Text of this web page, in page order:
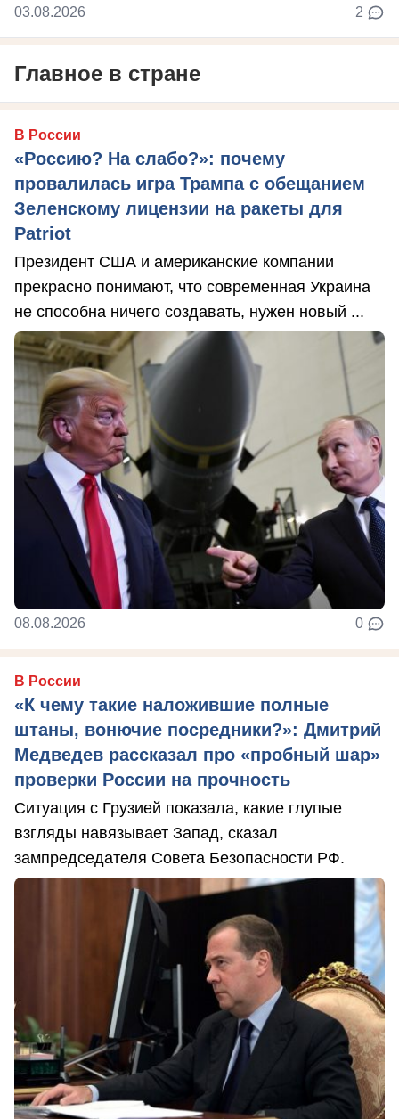
03.08.2026 2
Главное в стране
В России
«Россию? На слабо?»: почему
провалилась игра Трампа с обещанием
Зеленскому лицензии на ракеты для
Patriot
Президент США и американские компании
прекрасно понимают, что современная Украина
не способна ничего создавать, нужен новый ...
08.08.2026 0
В России
«К чему такие наложившие полные
штаны, вонючие посредники?»: Дмитрий
Медведев рассказал про «пробный шар»
проверки России на прочность
Ситуация с Грузией показала, какие глупые
взгляды навязывает Запад, сказал
зампредседателя Совета Безопасности РФ.